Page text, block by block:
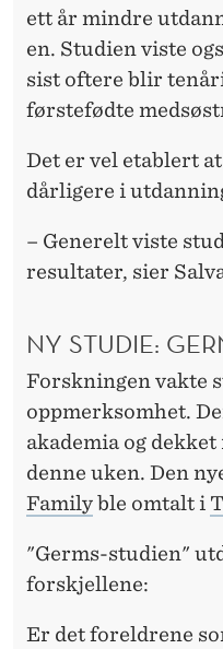
ett år mindre
en. Studien viste
sist oftere blir
førstefødte
Det er vel etablert
dårligere i
– Generelt viste
resultater, sier
NY STUDIE:
Forskningen vakte
oppmerksomhet.
akademia og
denne uken. Den
Familyble omtalt i
"Germs-studien"
forskjellene:
Er det foreldrene